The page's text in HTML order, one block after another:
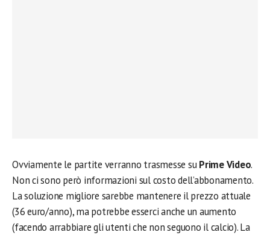
Ovviamente le partite verranno trasmesse suPrime Video.
Non ci sono però informazioni sul costo dell’abbonamento.
La soluzione migliore sarebbe mantenere il prezzo attuale
(36 euro/anno), ma potrebbe esserci anche un aumento
(facendo arrabbiare gli utenti che non seguono il calcio). La